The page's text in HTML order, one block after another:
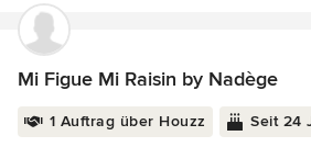
Mi Figue Mi Raisin by Nadège
1 Auftrag über Houzz Seit 24